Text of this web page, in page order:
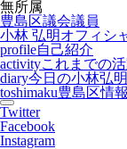
無所属
豊島区議会議員
小林 弘明オフィシ
profile自己紹介
activityこれまでの
diary今日の小林弘明
toshimaku豊島区情報
Twitter
Facebook
Instagram